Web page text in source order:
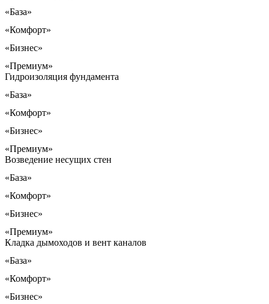
«База»
«Комфорт»
«Бизнес»
«Премиум»
Гидроизоляция фундамента
«База»
«Комфорт»
«Бизнес»
«Премиум»
Возведение несущих стен
«База»
«Комфорт»
«Бизнес»
«Премиум»
Кладка дымоходов и вент каналов
«База»
«Комфорт»
«Бизнес»